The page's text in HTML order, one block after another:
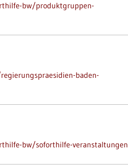
bw/produktgruppen-
baden-
bw/soforthilfe-veranstaltungen